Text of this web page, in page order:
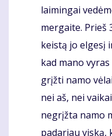
laimingai
mergaite. Prieš
keistą jo elgesį
kad mano
grįžti namo
nei aš, nei
negrįžta namo
padariau viską,